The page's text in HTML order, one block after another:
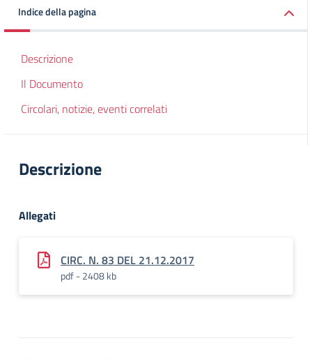
Indice della pagina
Descrizione
Il Documento
Circolari, notizie, eventi correlati
Descrizione
Allegati
CIRC. N. 83 DEL 21.12.2017
pdf - 2408 kb